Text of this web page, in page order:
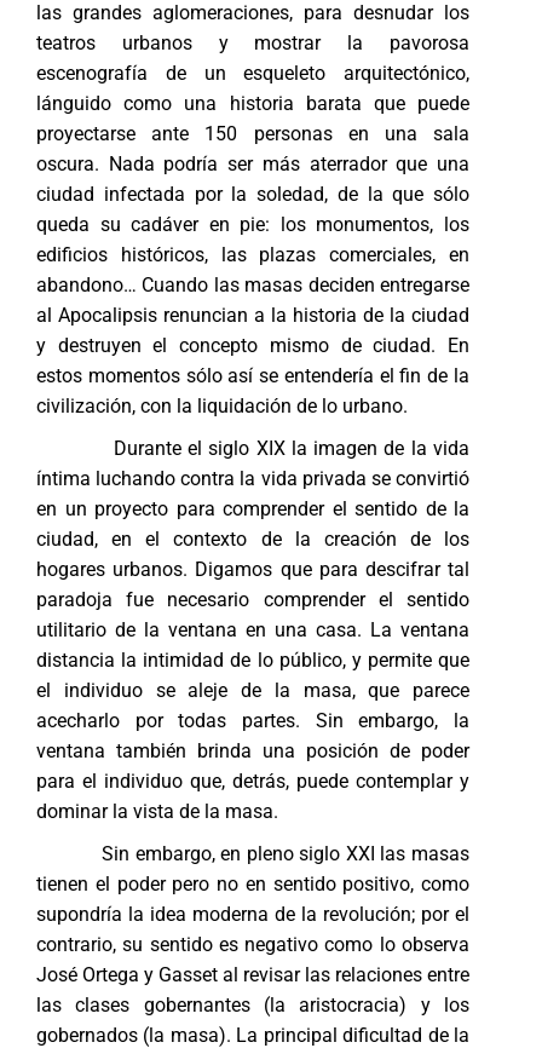
las grandes aglomeraciones, para desnudar los
teatros urbanos y mostrar la pavorosa
escenografía de un esqueleto arquitectónico,
lánguido como una historia barata que puede
proyectarse ante 150 personas en una sala
oscura. Nada podría ser más aterrador que una
ciudad infectada por la soledad, de la que sólo
queda su cadáver en pie: los monumentos, los
edificios históricos, las plazas comerciales, en
abandono… Cuando las masas deciden entregarse
al Apocalipsis renuncian a la historia de la ciudad
y destruyen el concepto mismo de ciudad. En
estos momentos sólo así se entendería el fin de la
civilización, con la liquidación de lo urbano.
Durante el siglo XIX la imagen de la vida
íntima luchando contra la vida privada se convirtió
en un proyecto para comprender el sentido de la
ciudad, en el contexto de la creación de los
hogares urbanos. Digamos que para descifrar tal
paradoja fue necesario comprender el sentido
utilitario de la ventana en una casa. La ventana
distancia la intimidad de lo público, y permite que
el individuo se aleje de la masa, que parece
acecharlo por todas partes. Sin embargo, la
ventana también brinda una posición de poder
para el individuo que, detrás, puede contemplar y
dominar la vista de la masa.
Sin embargo, en pleno siglo XXI las masas
tienen el poder pero no en sentido positivo, como
supondría la idea moderna de la revolución; por el
contrario, su sentido es negativo como lo observa
José Ortega y Gasset al revisar las relaciones entre
las clases gobernantes (la aristocracia) y los
gobernados (la masa). La principal dificultad de la